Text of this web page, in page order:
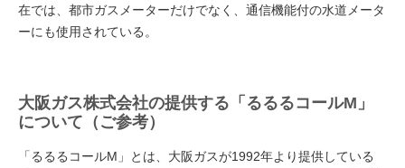
在では、都市ガスメーターだけでなく、通信機能付の水道メータ
ーにも使用されている。
大阪ガス株式会社の提供する「るるるコールM」
について（ご参考）
「るるるコールM」とは、大阪ガスが1992年より提供している